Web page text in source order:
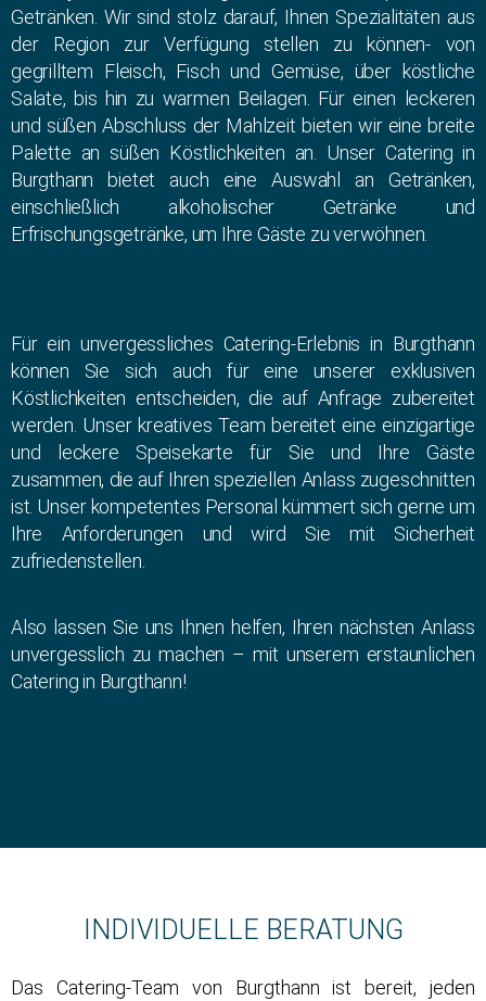
Getränken. Wir sind stolz darauf, Ihnen Spezialitäten aus
der Region zur Verfügung stellen zu können- von
gegrilltem Fleisch, Fisch und Gemüse, über köstliche
Salate, bis hin zu warmen Beilagen. Für einen leckeren
und süßen Abschluss der Mahlzeit bieten wir eine breite
Palette an süßen Köstlichkeiten an. Unser Catering in
Burgthann bietet auch eine Auswahl an Getränken,
einschließlich alkoholischer Getränke und
Erfrischungsgetränke, um Ihre Gäste zu verwöhnen.
Für ein unvergessliches Catering-Erlebnis in Burgthann
können Sie sich auch für eine unserer exklusiven
Köstlichkeiten entscheiden, die auf Anfrage zubereitet
werden. Unser kreatives Team bereitet eine einzigartige
und leckere Speisekarte für Sie und Ihre Gäste
zusammen, die auf Ihren speziellen Anlass zugeschnitten
ist. Unser kompetentes Personal kümmert sich gerne um
Ihre Anforderungen und wird Sie mit Sicherheit
zufriedenstellen.
Also lassen Sie uns Ihnen helfen, Ihren nächsten Anlass
unvergesslich zu machen – mit unserem erstaunlichen
Catering in Burgthann!
INDIVIDUELLE BERATUNG
Das Catering-Team von Burgthann ist bereit, jeden